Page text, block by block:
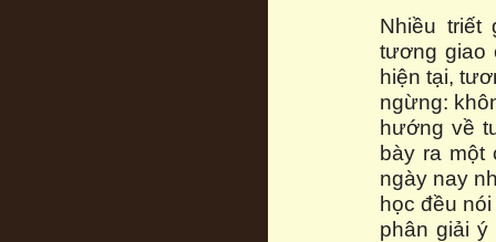
Nhiều triết
tương giao
hiện tại,
ngừng:
hướng về
bày ra
ngày nay
học đều
phân giải